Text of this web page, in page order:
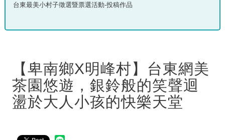
台東最美小村子徵選暨票選活動-投稿作品
【卑南鄉X明峰村】台東網美
茶園悠遊，銀鈴般的笑聲迴
盪於大人小孩的快樂天堂